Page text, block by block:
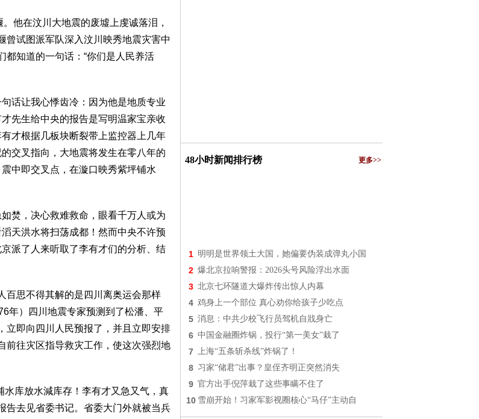
他在汶川大地震的废墟上虔诚落泪，
曾试图派军队深入汶川映秀地震灾害中
都知道的一句话：“你们是人民养活
话让我心悸齿冷：因为他是地质专业
先生给中央的报告是写明温家宝亲收
才根据几板块断裂带上监控器上几年
交叉指向，大地震将发生在零八年的
中即交叉点，在漩口映秀紫坪铺水
焚，决心救难救命，眼看千万人或为
天洪水将扫荡成都！然而中央不许预
派了人来听取了李有才们的分析、结
百思不得其解的是四川离奥运会那样
年）四川地震专家预测到了松潘、平
立即向四川人民预报了，并且立即安排
前往灾区指导救灾工作，使这次强烈地
库放水減库存！李有才又急又气，真
告去见省委书记。省委大门外就被当兵
48小时新闻排行榜 更多>>
1 明明是世界领土大国，她偏要伪装成弹丸小国
2 爆北京拉响警报：2026头号风险浮出水面
3 北京七环隧道大爆炸传出惊人内幕
4 鸡身上一个部位 真心劝你给孩子少吃点
5 消息：中共少校飞行员驾机自戕身亡
6 中国金融圈炸锅，投行“第一美女”栽了
7 上海“五条斩杀线”炸锅了！
8 习家“储君”出事？皇侄齐明正突然消失
9 官方出手倪萍栽了这些事瞒不住了
10 雪崩开始！习家军影视圈核心“马仔”主动自